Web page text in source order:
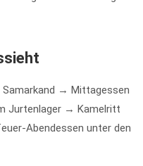
Samarkand → Mittagessen
Jurtenlager → Kamelritt
Abendessen unter den